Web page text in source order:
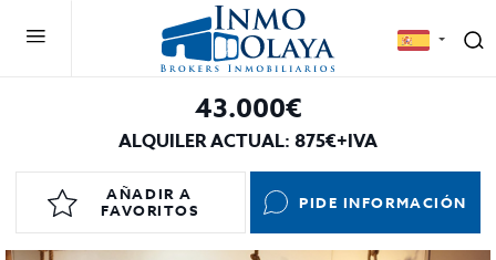
43.000€
ALQUILER ACTUAL: 875€+IVA
AÑADIR A
FAVORITOS
PIDE INFORMACIÓN